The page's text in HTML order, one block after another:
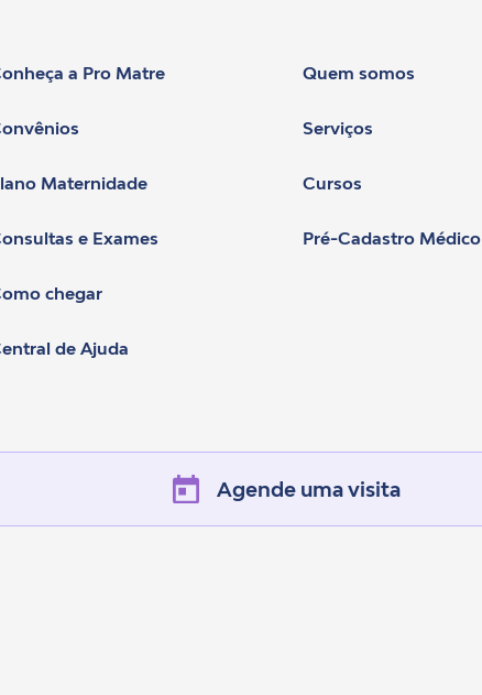
a Pro Matre
Maternidade
e Exames
chegar
de Ajuda
Quem somos
Serviços
Cursos
Pré-Cadastro Médico
Agende uma visita